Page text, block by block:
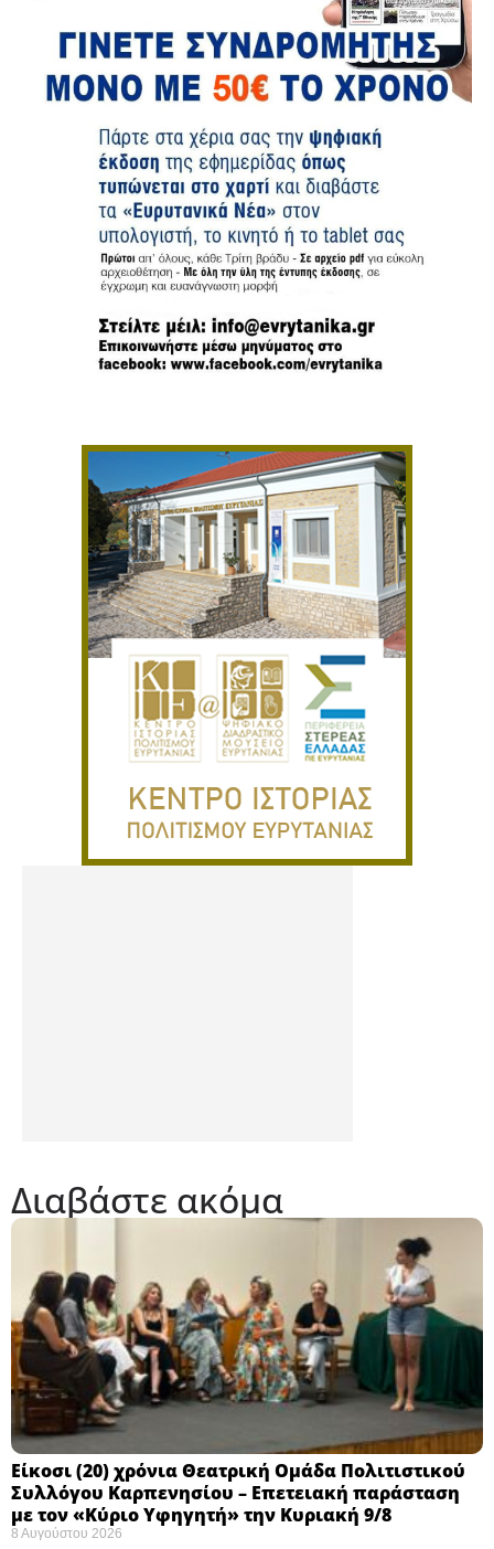
Διαβάστε ακόμα
Eίκοσι (20) χρόνια Θεατρική Ομάδα Πολιτιστικού
Συλλόγου Καρπενησίου – Επετειακή παράσταση
με τον «Κύριο Υφηγητή» την Κυριακή 9/8
8 Αυγούστου 2026